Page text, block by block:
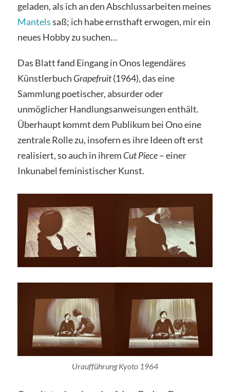
geladen, als ich an den Abschlussarbeiten meines
Mantelssaß; ich habe ernsthaft erwogen, mir ein
neues Hobby zu suchen…
Das Blatt fand Eingang in Onos legendäres
Künstlerbuch Grapefruit(1964), das eine
Sammlung poetischer, absurder oder
unmöglicher Handlungsanweisungen enthält.
Überhaupt kommt dem Publikum bei Ono eine
zentrale Rolle zu, insofern es ihre Ideen oft erst
realisiert, so auch in ihrem Cut Piece– einer
Inkunabel feministischer Kunst.
Uraufführung Kyoto 1964